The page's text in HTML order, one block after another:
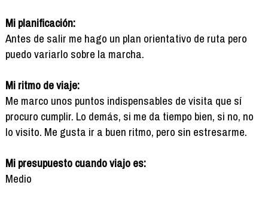
Mi planificación:
Antes de salir me hago un plan orientativo de ruta pero
puedo variarlo sobre la marcha.
Mi ritmo de viaje:
Me marco unos puntos indispensables de visita que sí
procuro cumplir. Lo demás, si me da tiempo bien, si no, no
lo visito. Me gusta ir a buen ritmo, pero sin estresarme.
Mi presupuesto cuando viajo es:
Medio